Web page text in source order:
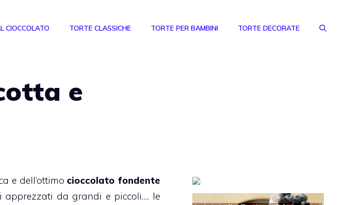
CIOCCOLATO TORTE CLASSICHE TORTE PER BAMBINI TORTE DECORATE
e
e dell’ottimo cioccolato fondente
apprezzati da grandi e piccoli…. le